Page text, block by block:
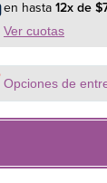
9D
7D BZG
9D BZG
9D SZG
CARE
en hasta 12x de $
Ver cuotas
Opciones de